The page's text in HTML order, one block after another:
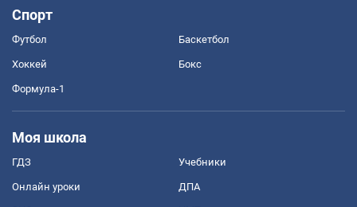
Спорт
Футбол Баскетбол
Хоккей Бокс
Формула-1
Моя школа
ГДЗ Учебники
Онлайн уроки ДПА